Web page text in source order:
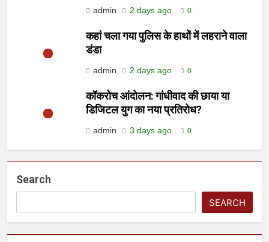
admin 2 days ago 0
कहां चला गया पुलिस के हाथों में लहराने वाला
डंडा
admin 2 days ago 0
कॉकरोच आंदोलन: गांधीवाद की छाया या
डिजिटल युग का नया प्रतिरोध?
admin 3 days ago 0
Search
SEARCH